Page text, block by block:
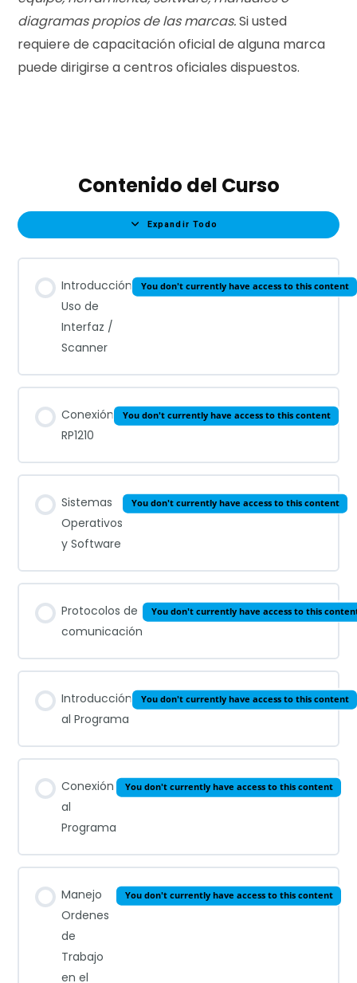
diagramas propios de las marcas.Si usted
requiere de capacitación oficial de alguna marca
puede dirigirse a centros oficiales dispuestos.
Contenido del Curso
Expandir Todo
Clases
Introducción
Uso de
Interfaz /
Scanner
You don't currently have access to this content
Conexión
RP1210
You don't currently have access to this content
Sistemas
Operativos
y Software
You don't currently have access to this content
Protocolos de
comunicación
You don't currently have access to this
Introducción
al Programa
You don't currently have access to this content
Conexión
al
Programa
You don't currently have access to this content
Manejo
Ordenes
de
Trabajo
en el
You don't currently have access to this content